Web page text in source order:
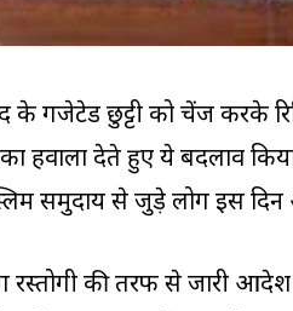
के गजेटेड छुट्टी को चेंज करके
हवाला देते हुए ये बदलाव किया
समुदाय से जुड़े लोग इस
रस्तोगी की तरफ से जारी